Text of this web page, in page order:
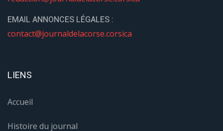
EMAIL ANNONCES LÉGALES :
contact@journaldelacorse.corsica
LIENS
Accueil
Histoire du journal